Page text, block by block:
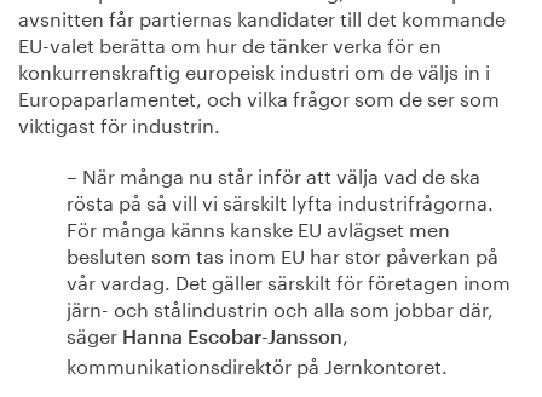
avsnitten får partiernas kandidater till det kommande
EU-valet berätta om hur de tänker verka för en
konkurrenskraftig europeisk industri om de väljs in i
Europaparlamentet, och vilka frågor som de ser som
viktigast för industrin.
– När många nu står inför att välja vad de ska
rösta på så vill vi särskilt lyfta industrifrågorna.
För många känns kanske EU avlägset men
besluten som tas inom EU har stor påverkan på
vår vardag. Det gäller särskilt för företagen inom
järn- och stålindustrin och alla som jobbar där,
säger Hanna Escobar-Jansson,
kommunikationsdirektör på Jernkontoret.